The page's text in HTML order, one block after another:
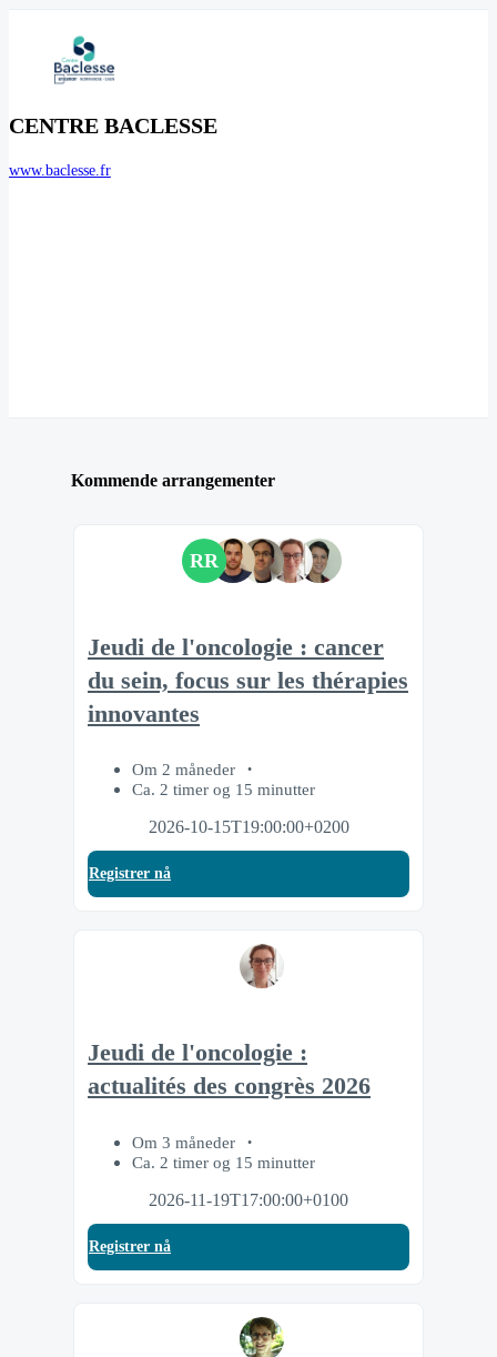
CENTRE BACLESSE
www.baclesse.fr
Kommende arrangementer
RR
Jeudi de l'oncologie : cancer
du sein, focus sur les thérapies
innovantes
Om 2 måneder
Ca. 2 timer og 15 minutter
2026-10-15T19:00:00+0200
Registrer nå
Jeudi de l'oncologie :
actualités des congrès 2026
Om 3 måneder
Ca. 2 timer og 15 minutter
2026-11-19T17:00:00+0100
Registrer nå